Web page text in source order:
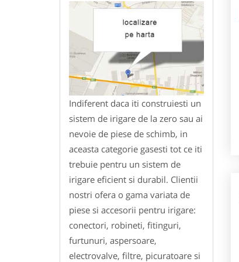
Indiferent daca iti construiesti un
sistem de irigare de la zero sau ai
nevoie de piese de schimb, in
aceasta categorie gasesti tot ce iti
trebuie pentru un sistem de
irigare eficient si durabil. Clientii
nostri ofera o gama variata de
piese si accesorii pentru irigare:
conectori, robineti, fitinguri,
furtunuri, aspersoare,
electrovalve, filtre, picuratoare si